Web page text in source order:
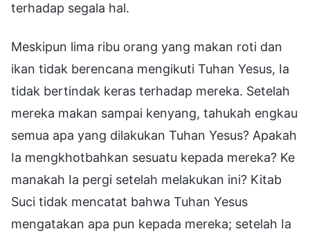
terhadap segala hal.
Meskipun lima ribu orang yang makan roti dan
ikan tidak berencana mengikuti Tuhan Yesus, Ia
tidak bertindak keras terhadap mereka. Setelah
mereka makan sampai kenyang, tahukah engkau
semua apa yang dilakukan Tuhan Yesus? Apakah
Ia mengkhotbahkan sesuatu kepada mereka? Ke
manakah Ia pergi setelah melakukan ini? Kitab
Suci tidak mencatat bahwa Tuhan Yesus
mengatakan apa pun kepada mereka; setelah Ia